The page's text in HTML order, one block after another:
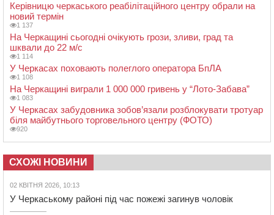
Керівницю черкаського реабілітаційного центру обрали на
новий термін
1 137
На Черкащині сьогодні очікують грози, зливи, град та
шквали до 22 м/с
1 114
У Черкасах поховають полеглого оператора БпЛА
1 108
На Черкащині виграли 1 000 000 гривень у “Лото-Забава”
1 083
У Черкасах забудовника зобов’язали розблокувати тротуар
біля майбутнього торговельного центру (ФОТО)
920
СХОЖІ НОВИНИ
02 КВІТНЯ 2026, 10:13
У Черкаському районі під час пожежі загинув чоловік